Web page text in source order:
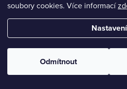
soubory cookies. Více informací
Nastavení
Odmítnout
ZÁKAZNICKÝ SERVIS
Copyright 2026Parfame.cz.
nastavení